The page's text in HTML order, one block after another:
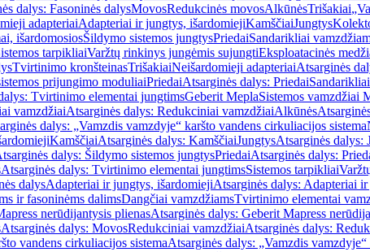
dalys: Fasoninės dalysMovosRedukcinės movosAlkūnėsTrišakiai
adapteriaiAdapteriai ir jungtys, išardomiejiKamščiaiJungtys
išardomosiosŠildymo sistemos jungtysPriedaiSandarikliai
tarpikliaiVaržtų rinkinys jungėmis sujungtiEksploatacinės
Tvirtinimo kronšteinasTrišakiaiNeišardomieji adapteriaiAtsarginės
prijungimo moduliaiPriedaiAtsarginės dalys: Priedai
Tvirtinimo elementai jungtimsGeberit MeplaSistemos vamzdžiai
vamzdžiaiAtsarginės dalys: Redukciniai vamzdžiaiAlkūnės
dalys: „Vamzdis vamzdyje“ karšto vandens cirkuliacijos sistema
KamščiaiAtsarginės dalys: KamščiaiJungtysAtsarginės dalys:
dalys: Šildymo sistemos jungtysPriedaiAtsarginės dalys:
Atsarginės dalys: Tvirtinimo elementai jungtimsSistemos tarpikliai
dalysAdapteriai ir jungtys, išardomiejiAtsarginės dalys: Adapteriai
ir fasoninėms dalimsDangčiai vamzdžiamsTvirtinimo elementai
nerūdijantysis plienasAtsarginės dalys: Geberit Mapress
Atsarginės dalys: MovosRedukciniai vamzdžiaiAtsarginės dalys:
vandens cirkuliacijos sistemaAtsarginės dalys: „Vamzdis